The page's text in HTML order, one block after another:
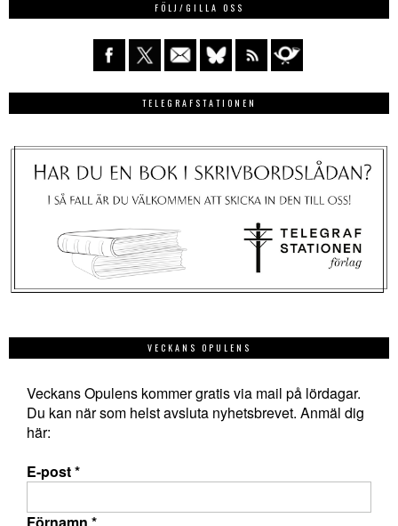
FÖLJ/GILLA OSS
TELEGRAFSTATIONEN
VECKANS OPULENS
Veckans Opulens kommer gratis via mail på lördagar.
Du kan när som helst avsluta nyhetsbrevet. Anmäl dig
här:
E-post*
Förnamn *